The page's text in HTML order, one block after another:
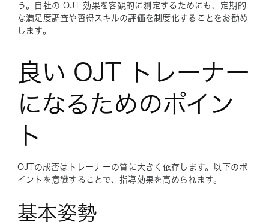
う。自社の OJT 効果を客観的に測定するためにも、定期的
な満足度調査や習得スキルの評価を制度化することをお勧め
します。
良い OJT トレーナー
になるためのポイン
ト
OJTの成否はトレーナーの質に大きく依存します。以下のポ
イントを意識することで、指導効果を高められます。
基本姿勢